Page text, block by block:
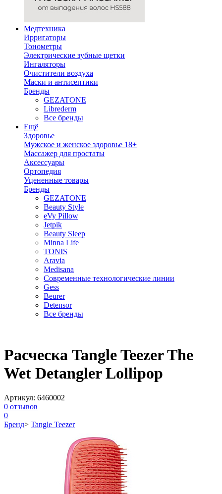
Медтехника
Ирригаторы
Тонометры
Электрические зубные щетки
Ингаляторы
Очистители воздуха
Маски и антисептики
Бренды
GEZATONE
Librederm
Все бренды
Ещё
Здоровье
Мужское и женское здоровье 18+
Массажер для простаты
Аксессуары
Ортопедия
Уцененные товары
Бренды
GEZATONE
Beauty Style
eVy Pillow
Jetpik
Beauty Sleep
Minna Life
TONIS
Aravia
Medisana
Современные технологические линии
Gess
Beurer
Detensor
Все бренды
Расческа Tangle Teezer The
Wet Detangler Lollipop
Артикул: 6460002
0 отзывов
0
Бренд> Tangle Teezer